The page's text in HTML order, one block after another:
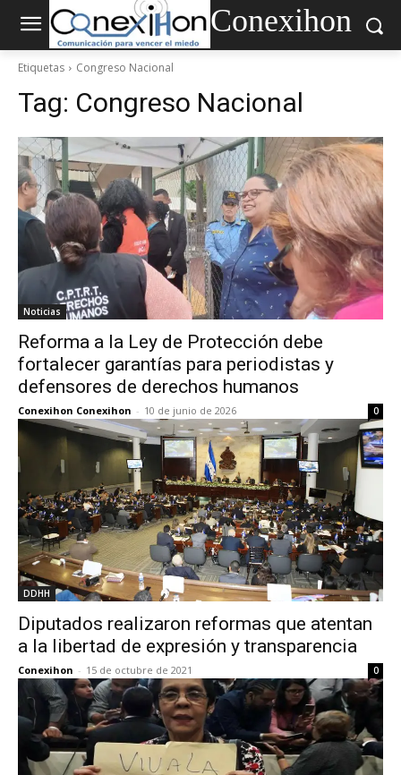
Conexihon
Etiquetas Congreso Nacional
Tag: Congreso Nacional
Noticias
Reforma a la Ley de Protección debe
fortalecer garantías para periodistas y
defensores de derechos humanos
Conexihon Conexihon - 10 de junio de 2026 0
DDHH
Diputados realizaron reformas que atentan
a la libertad de expresión y transparencia
Conexihon - 15 de octubre de 2021 0